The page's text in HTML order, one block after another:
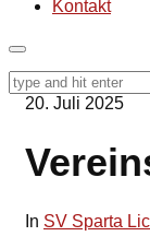
Kontakt
20. Juli 2025
In SV Sparta